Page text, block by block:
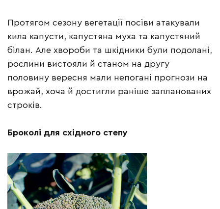
Протягом сезону вегетації посіви атакували
кила капусти, капустяна муха та капустяний
білан. Але хвороби та шкідники були подолані,
рослини вистояли й станом на другу
половину вересня мали непогані прогнози на
врожай, хоча й достигли раніше запланованих
строків.
Броколі для східного степу